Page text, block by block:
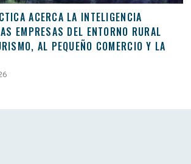
ACERCA LA INTELIGENCIA
EMPRESAS DEL ENTORNO RURAL
AL PEQUEÑO COMERCIO Y LA